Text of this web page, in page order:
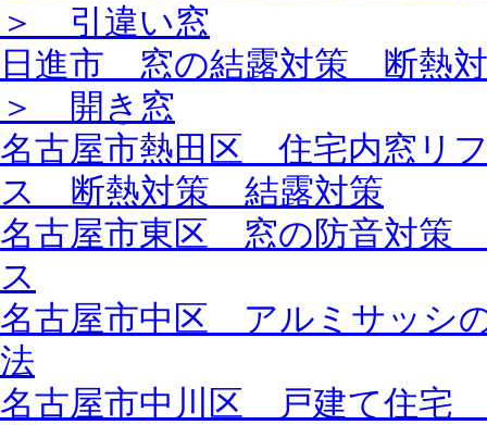
＞ 引違い窓
日進市 窓の結露対策 断熱
＞ 開き窓
名古屋市熱田区 住宅内窓リ
ス 断熱対策 結露対策
名古屋市東区 窓の防音対策
ス
名古屋市中区 アルミサッシ
法
名古屋市中川区 戸建て住宅